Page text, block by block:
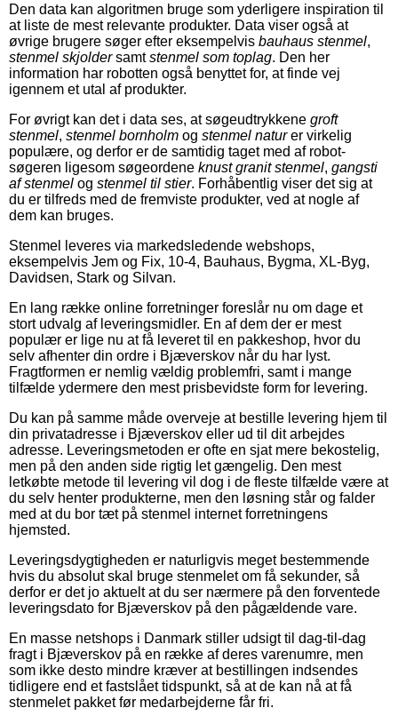
Den data kan algoritmen bruge som yderligere inspiration til
at liste de mest relevante produkter. Data viser også at
øvrige brugere søger efter eksempelvis bauhaus stenmel,
stenmel skjoldersamtstenmel som toplag. Den her
information har robotten også benyttet for, at finde vej
igennem et utal af produkter.
For øvrigt kan det i data ses, at søgeudtrykkene groft
stenmel, stenmel bornholm og stenmel naturer virkelig
populære, og derfor er de samtidig taget med af robot-
søgeren ligesom søgeordene knust granit stenmel, gangsti
af stenmel og stenmel til stier. Forhåbentlig viser det sig at
du er tilfreds med de fremviste produkter, ved at nogle af
dem kan bruges.
Stenmel leveres via markedsledende webshops,
eksempelvis Jem og Fix, 10-4, Bauhaus, Bygma, XL-Byg,
Davidsen, Stark og Silvan.
En lang række online forretninger foreslår nu om dage et
stort udvalg af leveringsmidler. En af dem der er mest
populær er lige nu at få leveret til en pakkeshop, hvor du
selv afhenter din ordre i Bjæverskov når du har lyst.
Fragtformen er nemlig vældig problemfri, samt i mange
tilfælde ydermere den mest prisbevidste form for levering.
Du kan på samme måde overveje at bestille levering hjem til
din privatadresse i Bjæverskov eller ud til dit arbejdes
adresse. Leveringsmetoden er ofte en sjat mere bekostelig,
men på den anden side rigtig let gængelig. Den mest
letkøbte metode til levering vil dog i de fleste tilfælde være at
du selv henter produkterne, men den løsning står og falder
med at du bor tæt på stenmel internet forretningens
hjemsted.
Leveringsdygtigheden er naturligvis meget bestemmende
hvis du absolut skal bruge stenmelet om få sekunder, så
derfor er det jo aktuelt at du ser nærmere på den forventede
leveringsdato for Bjæverskov på den pågældende vare.
En masse netshops i Danmark stiller udsigt til dag-til-dag
fragt i Bjæverskov på en række af deres varenumre, men
som ikke desto mindre kræver at bestillingen indsendes
tidligere end et fastslået tidspunkt, så at de kan nå at få
stenmelet pakket før medarbejderne får fri.